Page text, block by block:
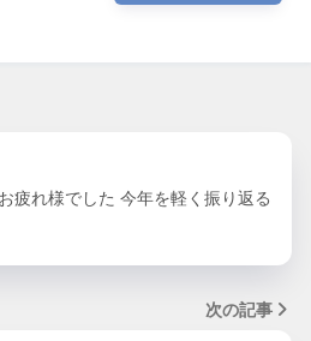
疲れ様でした 今年を軽く振り返る
次の記事